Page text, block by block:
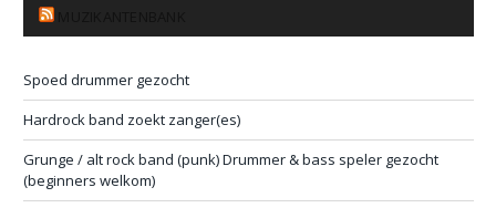
Spoed drummer gezocht
Hardrock band zoekt zanger(es)
Grunge / alt rock band (punk) Drummer & bass speler gezocht
(beginners welkom)